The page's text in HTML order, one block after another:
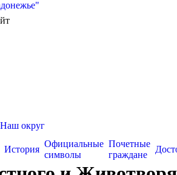
Наш округ
История
Официальные
символы
Почетные
граждане